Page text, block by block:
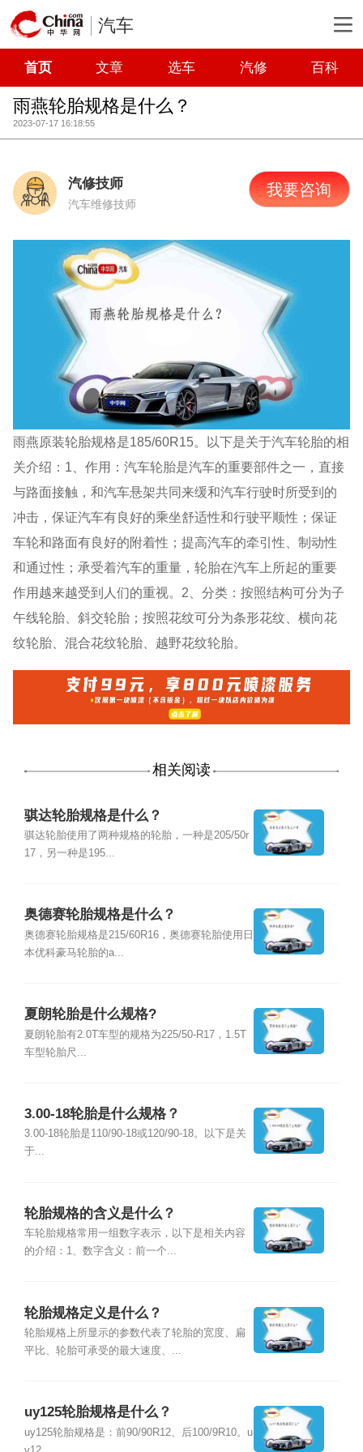
汽车
首页 文章 选车 汽修 百科
雨燕轮胎规格是什么？
2023-07-17 16:18:55
汽修技师
汽车维修技师
我要咨询
雨燕原装轮胎规格是185/60R15。以下是关于汽车轮胎的相
关介绍：1、作用：汽车轮胎是汽车的重要部件之一，直接
与路面接触，和汽车悬架共同来缓和汽车行驶时所受到的
冲击，保证汽车有良好的乘坐舒适性和行驶平顺性；保证
车轮和路面有良好的附着性；提高汽车的牵引性、制动性
和通过性；承受着汽车的重量，轮胎在汽车上所起的重要
作用越来越受到人们的重视。2、分类：按照结构可分为子
午线轮胎、斜交轮胎；按照花纹可分为条形花纹、横向花
纹轮胎、混合花纹轮胎、越野花纹轮胎。
相关阅读
骐达轮胎规格是什么？
骐达轮胎使用了两种规格的轮胎，一种是205/50r
17，另一种是195...
奥德赛轮胎规格是什么？
奥德赛轮胎规格是215/60R16，奥德赛轮胎使用日
本优科豪马轮胎的a...
夏朗轮胎是什么规格?
夏朗轮胎有2.0T车型的规格为225/50-R17，1.5T
车型轮胎尺...
3.00-18轮胎是什么规格？
3.00-18轮胎是110/90-18或120/90-18。以下是关
于...
轮胎规格的含义是什么？
车轮胎规格常用一组数字表示，以下是相关内容
的介绍：1、数字含义：前一个...
轮胎规格定义是什么？
轮胎规格上所显示的参数代表了轮胎的宽度、扁
平比、轮胎可承受的最大速度、...
uy125轮胎规格是什么？
uy125轮胎规格是：前90/90R12、后100/9R10。u